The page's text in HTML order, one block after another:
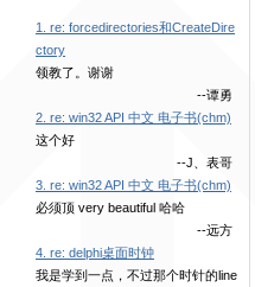
1. re: forcedirectories和CreateDire
ctory
领教了。谢谢
--谭勇
2. re: win32 API 中文 电子书(chm)
这个好
--J、表哥
3. re: win32 API 中文 电子书(chm)
必须顶 very beautiful 哈哈
--远方
4. re: delphi桌面时钟
我是学到一点，不过那个时针的line